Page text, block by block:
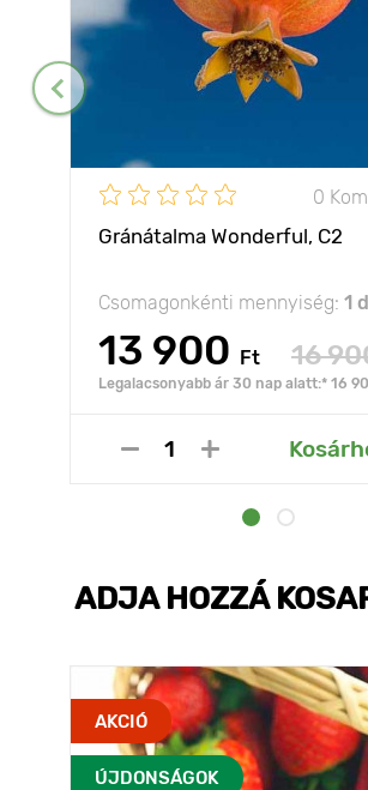
0
Gránátalma Wonderful, С2
Csomagonkénti mennyiség: 1
13 900 Ft 16
Legalacsonyabb ár 30 nap alatt:* 16
ADJA HOZZÁ
AKCIÓ
ÚJDONSÁGOK